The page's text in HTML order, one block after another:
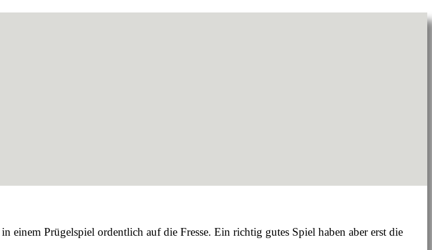
einem Prügelspiel ordentlich auf die Fresse. Ein richtig gutes Spiel haben aber erst die